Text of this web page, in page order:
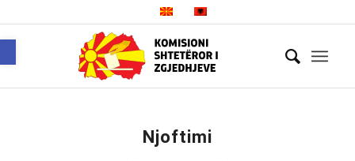
Njoftimi
Open toolbar